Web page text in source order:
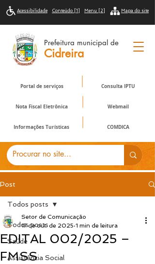
Portal de serviços Consulta IPTU
Nota Fiscal Eletrônica
Informações Turísticas COMDICA
Webmail
Acessibilidade Conteúdo [1] Menu [2] Mapa do site
Prefeitura municipal de
Cidreira
Post
Todos posts
Saúde
Assistência Social
Todos posts
EDITAL 002/2025 –
FMSS
Setor de Comunicação
17 de out. de 2025 1 min de leitura